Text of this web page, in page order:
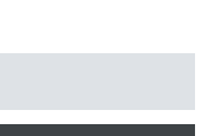
* TVA totale incluse Standard
PRÊT À ÊTRE